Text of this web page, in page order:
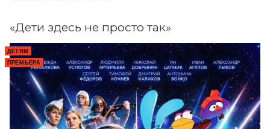
«Дети здесь не просто так»
ДЕТЯМ
ПРЕМЬЕРА